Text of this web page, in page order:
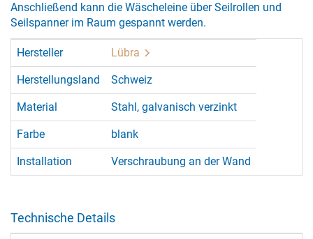
Anschließend kann die Wäscheleine über Seilrollen und
Seilspanner im Raum gespannt werden.
Hersteller Lübra
Herstellungsland Schweiz
Material Stahl, galvanisch verzinkt
Farbe blank
Installation Verschraubung an der Wand
Technische Details